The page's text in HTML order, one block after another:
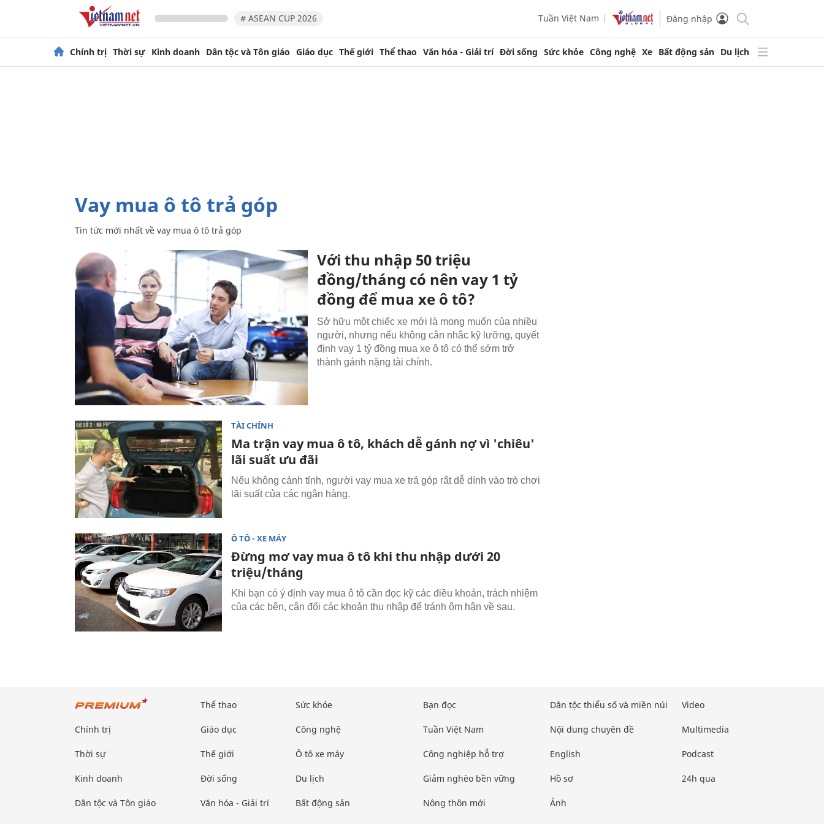
# ASEAN CUP 2026 Tuần Việt Nam Đăng nhập
Chính trị Thời sự Kinh doanh Dân tộc và Tôn giáo Giáo dục Thế giới Thể thao Văn hóa - Giải trí Đời sống Sức khỏe Công nghệ Xe Bất động sản Du lịch
vay mua ô tô trả góp
Tin tức mới nhất về vay mua ô tô trả góp
Với thu nhập 50 triệu
đồng/tháng có nên vay 1 tỷ
đồng để mua xe ô tô?
Sở hữu một chiếc xe mới là mong muốn của nhiều
người, nhưng nếu không cân nhắc kỹ lưỡng, quyết
định vay 1 tỷ đồng mua xe ô tô có thể sớm trở
thành gánh nặng tài chính.
TÀI CHÍNH
Ma trận vay mua ô tô, khách dễ gánh nợ vì 'chiêu'
lãi suất ưu đãi
Nếu không cảnh tỉnh, người vay mua xe trả góp rất dễ dính vào trò chơi
lãi suất của các ngân hàng.
Ô TÔ - XE MÁY
Đừng mơ vay mua ô tô khi thu nhập dưới 20
triệu/tháng
Khi bạn có ý định vay mua ô tô cần đọc kỹ các điều khoản, trách nhiệm
của các bên, cân đối các khoản thu nhập để tránh ôm hận về sau.
Chính trị
Thời sự
Kinh doanh
Dân tộc và Tôn giáo
Thể thao
Giáo dục
Thế giới
Đời sống
Văn hóa - Giải trí
Sức khỏe
Công nghệ
Ô tô xe máy
Du lịch
Bất động sản
Bạn đọc
Tuần Việt Nam
Công nghiệp hỗ trợ
Giảm nghèo bền vững
Nông thôn mới
Dân tộc thiểu số và miền núi
Nội dung chuyên đề
English
Hồ sơ
Ảnh
Video
Multimedia
Podcast
24h qua